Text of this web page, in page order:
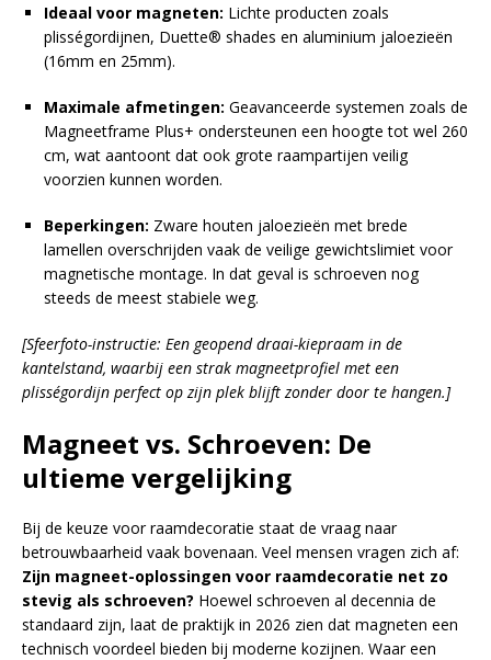
Ideaal voor magneten: Lichte producten zoals
plisségordijnen, Duette® shades en aluminium jaloezieën
(16mm en 25mm).
Maximale afmetingen: Geavanceerde systemen zoals de
Magneetframe Plus+ ondersteunen een hoogte tot wel 260
cm, wat aantoont dat ook grote raampartijen veilig
voorzien kunnen worden.
Beperkingen: Zware houten jaloezieën met brede
lamellen overschrijden vaak de veilige gewichtslimiet voor
magnetische montage. In dat geval is schroeven nog
steeds de meest stabiele weg.
[Sfeerfoto-instructie: Een geopend draai-kiepraam in de
kantelstand, waarbij een strak magneetprofiel met een
plisségordijn perfect op zijn plek blijft zonder door te hangen.]
Magneet vs. Schroeven: De
ultieme vergelijking
Bij de keuze voor raamdecoratie staat de vraag naar
betrouwbaarheid vaak bovenaan. Veel mensen vragen zich af:
Zijn magneet-oplossingen voor raamdecoratie net zo
stevig als schroeven? Hoewel schroeven al decennia de
standaard zijn, laat de praktijk in 2026 zien dat magneten een
technisch voordeel bieden bij moderne kozijnen. Waar een